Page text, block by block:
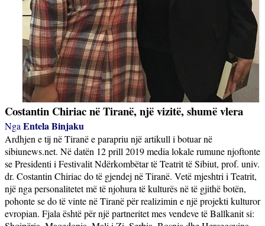
Costantin Chiriac në Tiranë, një vizitë, shumë vlera
Nga Entela Binjaku
Ardhjen e tij në Tiranë e parapriu një artikull i botuar në
sibiunews.net. Në datën 12 prill 2019 media lokale rumune njoftonte
se Presidenti i Festivalit Ndërkombëtar të Teatrit të Sibiut, prof. univ.
dr. Costantin Chiriac do të gjendej në Tiranë. Vetë mjeshtri i Teatrit,
një nga personalitetet më të njohura të kulturës në të gjithë botën,
pohonte se do të vinte në Tiranë për realizimin e një projekti kulturor
evropian. Fjala është për një partneritet mes vendeve të Ballkanit si: